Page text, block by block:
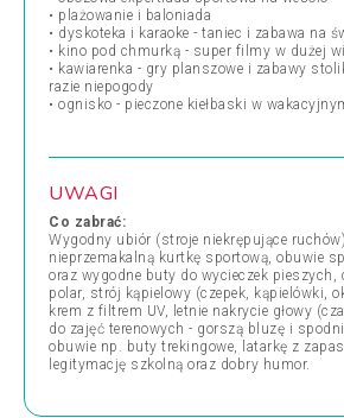
• plażowanie i baloniada
• dyskoteka i karaoke - taniec i zabawa na
• kino pod chmurką - super filmy w dużej
• kawiarenka - gry planszowe i zabawy
razie niepogody
• ognisko - pieczone kiełbaski w
UWAGI
Co zabrać:
Wygodny ubiór (stroje niekrępujące
nieprzemakalną kurtkę sportową, obuwie
oraz wygodne buty do wycieczek pieszych,
polar, strój kąpielowy (czepek, kąpielówki,
krem z filtrem UV, letnie nakrycie głowy
do zajęć terenowych - gorszą bluzę i
obuwie np. buty trekingowe, latarkę z
legitymację szkolną oraz dobry humor.